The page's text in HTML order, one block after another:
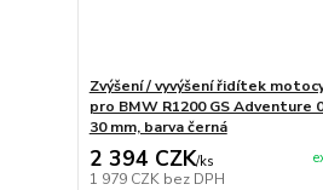
Zvýšení / vyvýšení řidítek
pro BMW R1200 GS Adventure
30 mm, barva černá
2 394 CZK/ks
1 979 CZK bez DPH